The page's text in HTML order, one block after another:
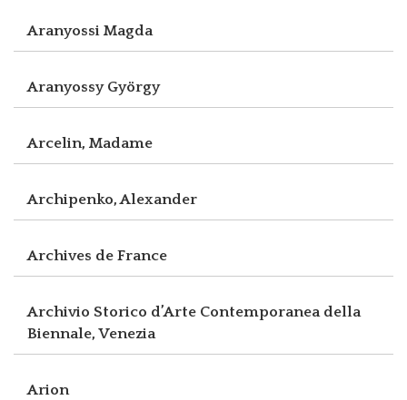
Aranyossi Magda
Aranyossy György
Arcelin, Madame
Archipenko, Alexander
Archives de France
Archivio Storico d’Arte Contemporanea della
Biennale, Venezia
Arion